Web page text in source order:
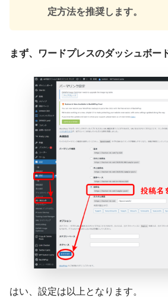
定方法を推奨します。
まず、ワードプレスのダッシュボー
はい、設定は以上となります。